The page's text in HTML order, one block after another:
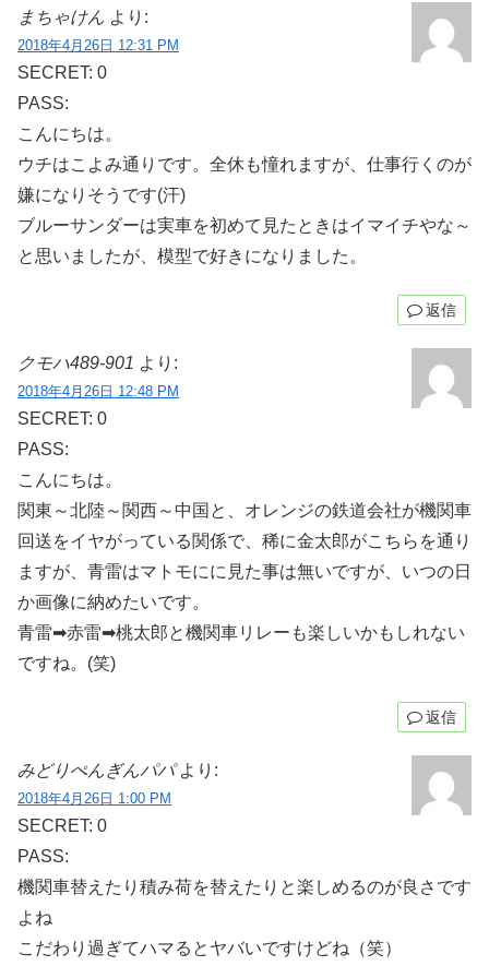
まちゃけん より:
2018年4月26日 12:31 PM
SECRET: 0
PASS:
こんにちは。
ウチはこよみ通りです。全休も憧れますが、仕事行くのが
嫌になりそうです(汗)
ブルーサンダーは実車を初めて見たときはイマイチやな～
と思いましたが、模型で好きになりました。
返信
クモハ489-901 より:
2018年4月26日 12:48 PM
SECRET: 0
PASS:
こんにちは。
関東～北陸～関西～中国と、オレンジの鉄道会社が機関車
回送をイヤがっている関係で、稀に金太郎がこちらを通り
ますが、青雷はマトモにに見た事は無いですが、いつの日
か画像に納めたいです。
青雷➡赤雷➡桃太郎と機関車リレーも楽しいかもしれない
ですね。(笑)
返信
みどりぺんぎんパパ より:
2018年4月26日 1:00 PM
SECRET: 0
PASS:
機関車替えたり積み荷を替えたりと楽しめるのが良さです
よね
こだわり過ぎてハマるとヤバいですけどね（笑）